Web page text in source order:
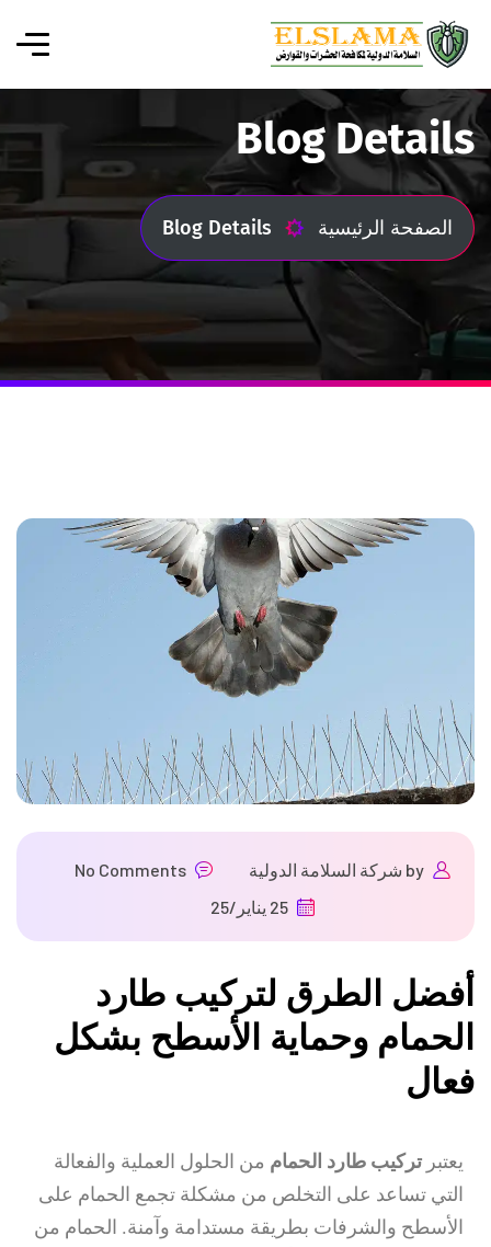
Blog Details
الصفحة الرئيسية Blog Details
by شركة السلامة الدولية
No Comments
25 يناير/25
أفضل الطرق لتركيب طارد
الحمام وحماية الأسطح بشكل
فعال
يعتبر تركيب طارد الحمام من الحلول العملية والفعالة
التي تساعد على التخلص من مشكلة تجمع الحمام على
الأسطح والشرفات بطريقة مستدامة وآمنة. الحمام من